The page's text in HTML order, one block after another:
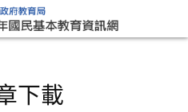
下載